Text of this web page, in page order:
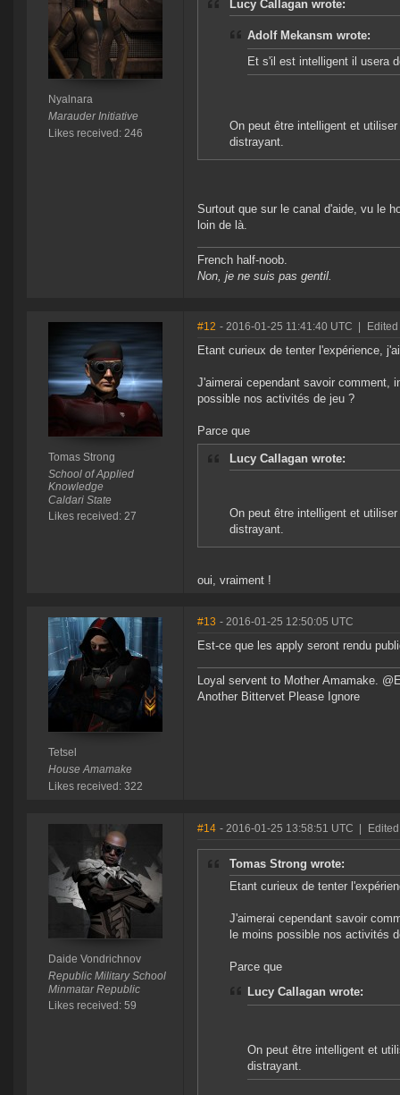
Nyalnara
Marauder Initiative
Likes received: 246
Lucy Callagan wrote:
Adolf Mekansm wrote:
Et s'il est intelligent il usera
On peut être intelligent et
distrayant.
Surtout que sur le canal d'aide, vu le
loin de là.
French half-noob.
Non, je ne suis pas gentil.
Tomas Strong
School of Applied
Knowledge
Caldari State
Likes received: 27
#12 - 2016-01-25 11:41:40 UTC
Etant curieux de tenter l'expérience,
J'aimerai cependant savoir comment,
possible nos activités de jeu ?
Parce que
Lucy Callagan wrote:
On peut être intelligent et
distrayant.
oui, vraiment !
Tetsel
House Amamake
Likes received: 322
#13 - 2016-01-25 12:50:05 UTC
Est-ce que les apply seront rendu
Loyal servent to Mother Amamake.
Another Bittervet Please Ignore
Daide Vondrichnov
Republic Military School
Minmatar Republic
Likes received: 59
#14 - 2016-01-25 13:58:51 UTC
Tomas Strong wrote:
Etant curieux de tenter
J'aimerai cependant savoir
le moins possible nos activités
Parce que
Lucy Callagan wrote:
On peut être intelligent et
distrayant.